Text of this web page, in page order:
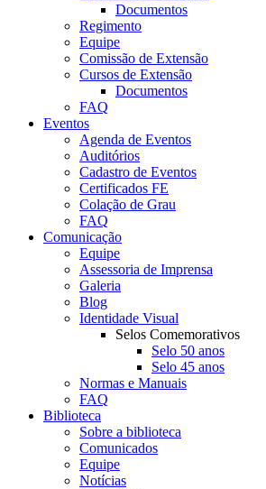
Documentos
Regimento
Equipe
Comissão de Extensão
Cursos de Extensão
Documentos
FAQ
Eventos
Agenda de Eventos
Auditórios
Cadastro de Eventos
Certificados FE
Colação de Grau
FAQ
Comunicação
Equipe
Assessoria de Imprensa
Galeria
Blog
Identidade Visual
Selos Comemorativos
Selo 50 anos
Selo 45 anos
Normas e Manuais
FAQ
Biblioteca
Sobre a biblioteca
Comunicados
Equipe
Notícias